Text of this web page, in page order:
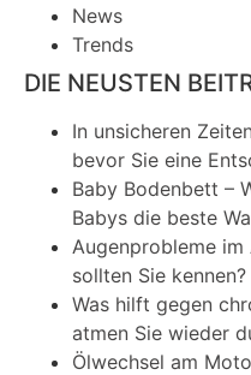
News
Trends
DIE NEUSTEN
In unsicheren
bevor Sie eine
Baby Bodenbett –
Babys die beste
Augenprobleme
sollten Sie kennen?
Was hilft gegen
atmen Sie wieder
Ölwechsel am